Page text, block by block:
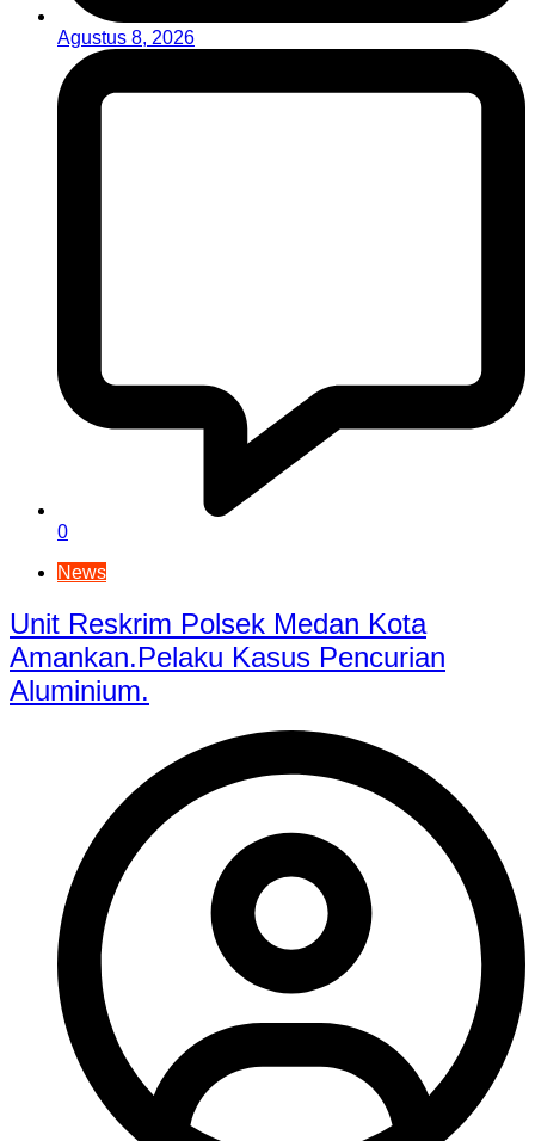
Agustus 8, 2026
0
News
Unit Reskrim Polsek Medan Kota
Amankan.Pelaku Kasus Pencurian
Aluminium.